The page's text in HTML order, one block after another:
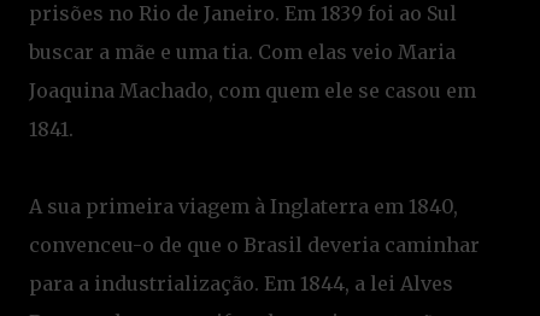
prisões no Rio de Janeiro. Em 1839 foi ao Sul
buscar a mãe e uma tia. Com elas veio Maria
Joaquina Machado, com quem ele se casou em
1841.
A sua primeira viagem à Inglaterra em 1840,
convenceu-o de que o Brasil deveria caminhar
para a industrialização. Em 1844, a lei Alves